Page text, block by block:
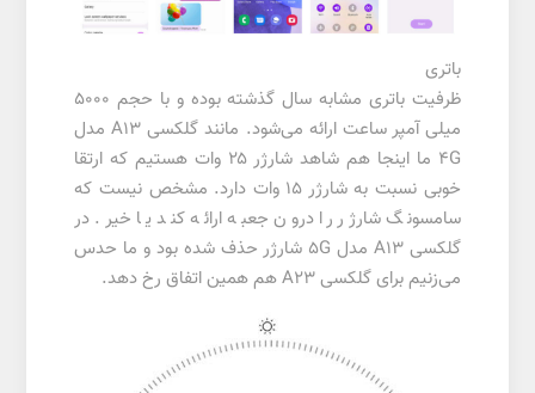
باتری
ظرفیت باتری مشابه سال گذشته بوده و با حجم 5000
میلی آمپر ساعت ارائه می‌شود. مانند گلکسی A13 مدل
4G ما اینجا هم شاهد شارژر ۲۵ وات هستیم که ارتقا
خوبی نسبت به شارژر ۱۵ وات دارد. مشخص نیست که
سامسونگ شارژر را درون جعبه ارائه کند یا خیر. در
گلکسی A13 مدل 5G شارژر حذف شده بود و ما حدس
می‌زنیم برای گلکسی A23 هم همین اتفاق رخ دهد.